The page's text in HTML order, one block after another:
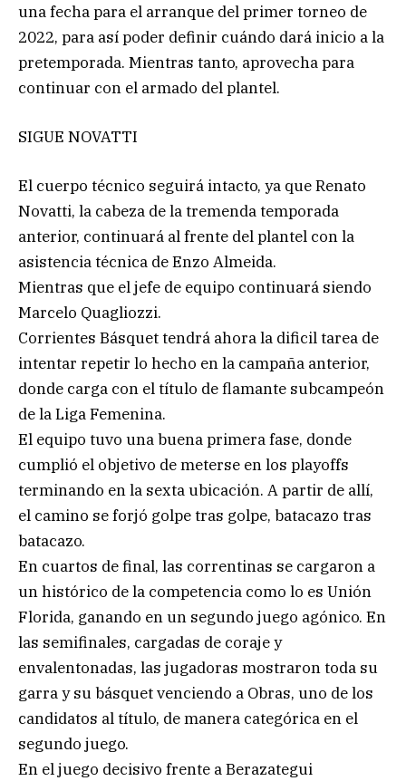
una fecha para el arranque del primer torneo de
2022, para así poder definir cuándo dará inicio a la
pretemporada. Mientras tanto, aprovecha para
continuar con el armado del plantel.
SIGUE NOVATTI
El cuerpo técnico seguirá intacto, ya que Renato
Novatti, la cabeza de la tremenda temporada
anterior, continuará al frente del plantel con la
asistencia técnica de Enzo Almeida.
Mientras que el jefe de equipo continuará siendo
Marcelo Quagliozzi.
Corrientes Básquet tendrá ahora la dificil tarea de
intentar repetir lo hecho en la campaña anterior,
donde carga con el título de flamante subcampeón
de la Liga Femenina.
El equipo tuvo una buena primera fase, donde
cumplió el objetivo de meterse en los playoffs
terminando en la sexta ubicación. A partir de allí,
el camino se forjó golpe tras golpe, batacazo tras
batacazo.
En cuartos de final, las correntinas se cargaron a
un histórico de la competencia como lo es Unión
Florida, ganando en un segundo juego agónico. En
las semifinales, cargadas de coraje y
envalentonadas, las jugadoras mostraron toda su
garra y su básquet venciendo a Obras, uno de los
candidatos al título, de manera categórica en el
segundo juego.
En el juego decisivo frente a Berazategui